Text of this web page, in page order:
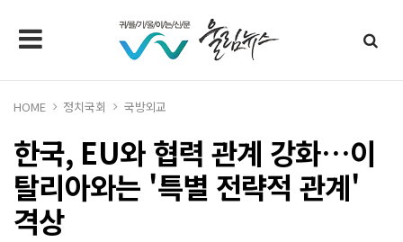
HOME 정치국회 국방외교
한국, EU와 협력 관계 강화…이
탈리아와는 '특별 전략적 관계'
격상